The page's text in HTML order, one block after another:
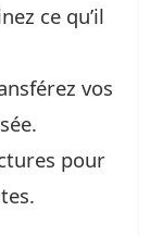
ce qu’il
vos
pour